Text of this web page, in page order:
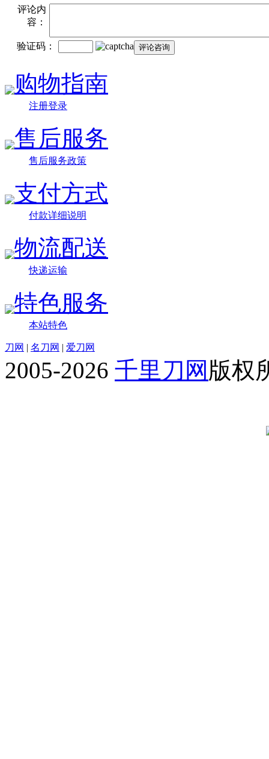
评论内
容：
验证码：
购物指南
注册登录
售后服务
售后服务政策
支付方式
付款详细说明
物流配送
快递运输
特色服务
本站特色
刀网 | 名刀网 | 爱刀网
2005-2026 千里刀网 版权